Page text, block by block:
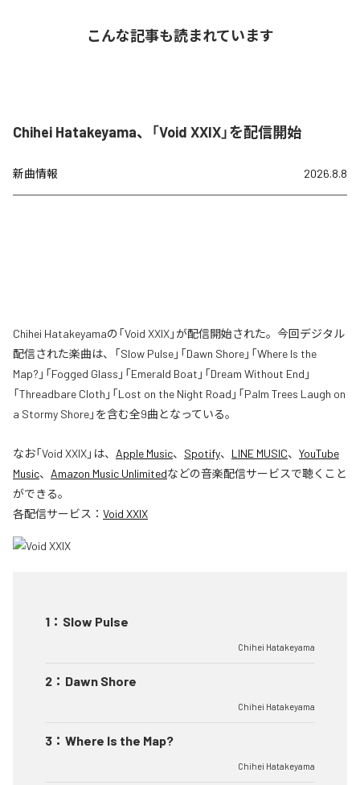
こんな記事も読まれています
Chihei Hatakeyama、「Void XXIX」を配信開始
新曲情報 2026.8.8
Chihei Hatakeyamaの「Void XXIX」が配信開始された。今回デジタル
配信された楽曲は、「Slow Pulse」「Dawn Shore」「Where Is the
Map?」「Fogged Glass」「Emerald Boat」「Dream Without End」
「Threadbare Cloth」「Lost on the Night Road」「Palm Trees Laugh on
a Stormy Shore」を含む全9曲となっている。
なお「Void XXIX」は、 Apple Music、 Spotify、 LINE MUSIC、 YouTube
Music、 Amazon Music Unlimitedなどの音楽配信サービスで聴くこと
ができる。
各配信サービス： Void XXIX
1 ： Slow Pulse
Chihei Hatakeyama
2 ： Dawn Shore
Chihei Hatakeyama
3 ： Where Is the Map?
Chihei Hatakeyama